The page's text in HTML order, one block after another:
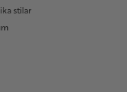
stilar